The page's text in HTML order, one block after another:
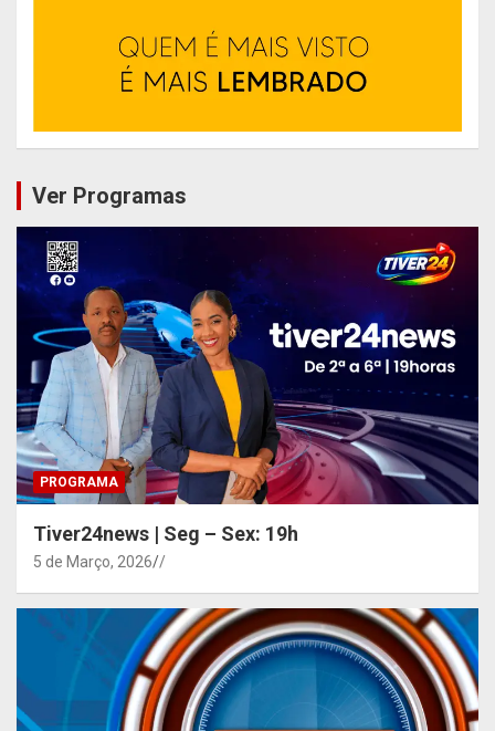
Ver Programas
PROGRAMA
Tiver24news | Seg – Sex: 19h
5 de Março, 2026 /